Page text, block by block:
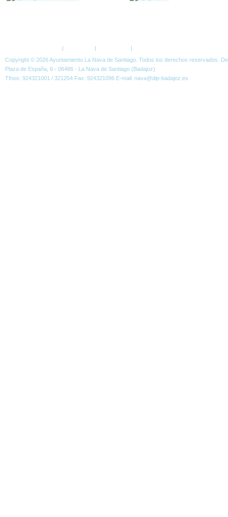
| | |
Copyright © 2026 Ayuntamiento La Nava de Santiago. Todos los derechos reservados.
Plaza de España, 6 - 06486 - La Nava de Santiago (Badajoz)
Tfnos: 924321001 / 321254 Fax: 924321096 E-mail: nava@dip-badajoz.es